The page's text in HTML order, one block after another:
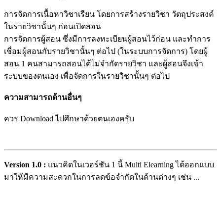
การจัดการเนื้อหาวิชาเรียน โดยการสร้างรายวิชา วัตถุประสงค์
ในรายวิชานั้นๆ ก่อนเปิดสอน
การจัดการผู้สอน ซึ่งมีการลงทะเบียนผู้สอนไว้ก่อน และทำการ
เชื่อมผู้สอนกับรายวิชานั้นๆ ต่อไป (ในระบบการจัดการ) โดยผู้
สอน 1 คนสามารถสอนได้ไม่จำกัดรายวิชา และผู้สอนจึงเข้า
ระบบของตนเอง เพื่อจัดการในรายวิชานั้นๆ ต่อไป
ความสามารถด้านอื่นๆ
ควร Download ไปศึกษาด้วยตนเองครับ
Version 1.0 : แนวคิดในเวอร์ชัน 1 นี้ Multi Elearning ได้ออกแบบ
มาให้มีความสะดวกในการลดข้อจำกัดในด้านต่างๆ เช่น ...